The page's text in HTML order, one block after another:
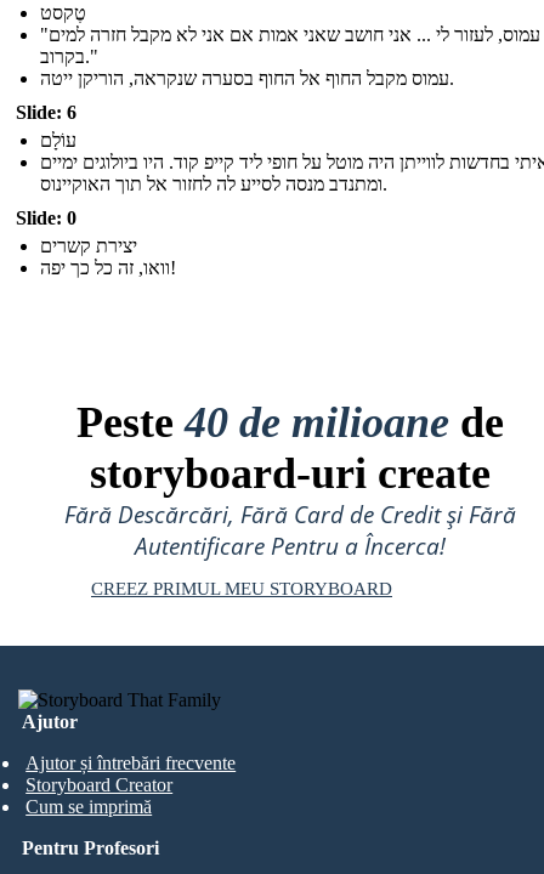
טֶקסט
"עמוס, לעזור לי ... אני חושב שאני אמות אם אני לא מקבל חזרה למים
בקרוב."
עמוס מקבל החוף אל החוף בסערה שנקראה, הוריקן ייטה.
Slide: 6
עוֹלָם
בחדשות לווייתן היה מוטל על חופי ליד קייפ קוד. היו ביולוגים ימיים
ומתנדב מנסה לסייע לה לחזור אל תוך האוקיינוס.
Slide: 0
יצירת קשרים
וואו, זה כל כך יפה!
Peste40 de milioane de
storyboard-uri create
Fără Descărcări, Fără Card de Credit și Fără
Autentificare Pentru a Încerca!
CREEZ PRIMUL MEU STORYBOARD
Ajutor
Ajutor și întrebări frecvente
Storyboard Creator
Cum se imprimă
Pentru Profesori